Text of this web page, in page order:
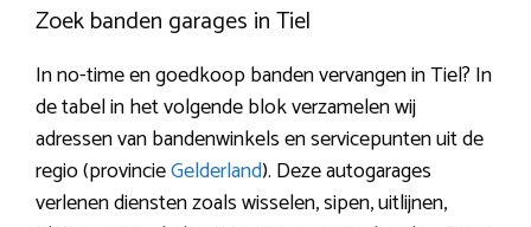
Zoek banden garages in Tiel
In no-time en goedkoop banden vervangen in Tiel? In
de tabel in het volgende blok verzamelen wij
adressen van bandenwinkels en servicepunten uit de
regio (provincieGelderland). Deze autogarages
verlenen diensten zoals wisselen, sipen, uitlijnen,